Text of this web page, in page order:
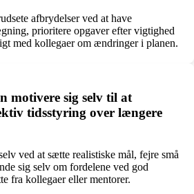
afbrydelser ved at have
prioritere opgaver efter vigtighed
med kollegaer om ændringer i planen.
motivere sig selv til at
tidsstyring over længere
ved at sætte realistiske mål, fejre små
sig selv om fordelene ved god
fra kollegaer eller mentorer.